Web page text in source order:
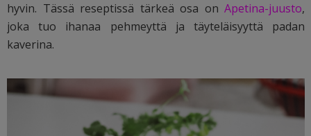
hyvin. Tässä reseptissä tärkeä osa onApetina-juusto,
joka tuo ihanaa pehmeyttä ja täyteläisyyttä padan
kaverina.